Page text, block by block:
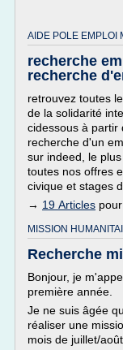
AIDE POLE EMPLOI
recherche
recherche
retrouvez toutes
de la solidarité
cidessous à partir
recherche d'un
sur indeed, le
toutes nos offres
civique et stages
→ 19 Articles
MISSION
Recherche
Bonjour, je
première année.
Je ne suis âgée
réaliser une
mois de juillet/